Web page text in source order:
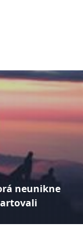
neunikne